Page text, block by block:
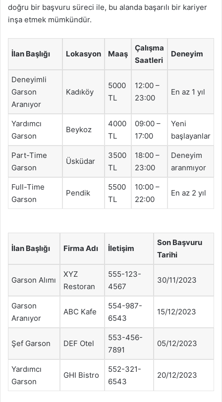
doğru bir başvuru süreci ile, bu alanda başarılı bir kariyer
inşa etmek mümkündür.
İlan Başlığı Lokasyon Maaş
Çalışma
Saatleri
Deneyim
Deneyimli
Garson
Aranıyor
Kadıköy
5000
TL
12:00 –
23:00
En az 1 yıl
Yardımcı
Garson
Beykoz
4000
TL
09:00 –
17:00
Yeni
başlayanlar
Part-Time
Garson
Üsküdar
3500
TL
18:00 –
23:00
Deneyim
aranmıyor
Full-Time
Garson
Pendik
5500
TL
10:00 –
22:00
En az 2 yıl
İlan Başlığı Firma Adı İletişim
Son Başvuru
Tarihi
Garson Alımı
XYZ
Restoran
555-123-
4567
30/11/2023
Garson
Aranıyor
ABC Kafe
554-987-
6543
15/12/2023
Şef Garson DEF Otel
553-456-
7891
05/12/2023
Yardımcı
Garson
GHI Bistro
552-321-
6543
20/12/2023